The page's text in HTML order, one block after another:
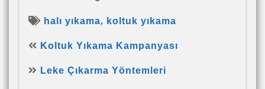
halı yıkama, koltuk yıkama
Koltuk Yıkama Kampanyası
Leke Çıkarma Yöntemleri